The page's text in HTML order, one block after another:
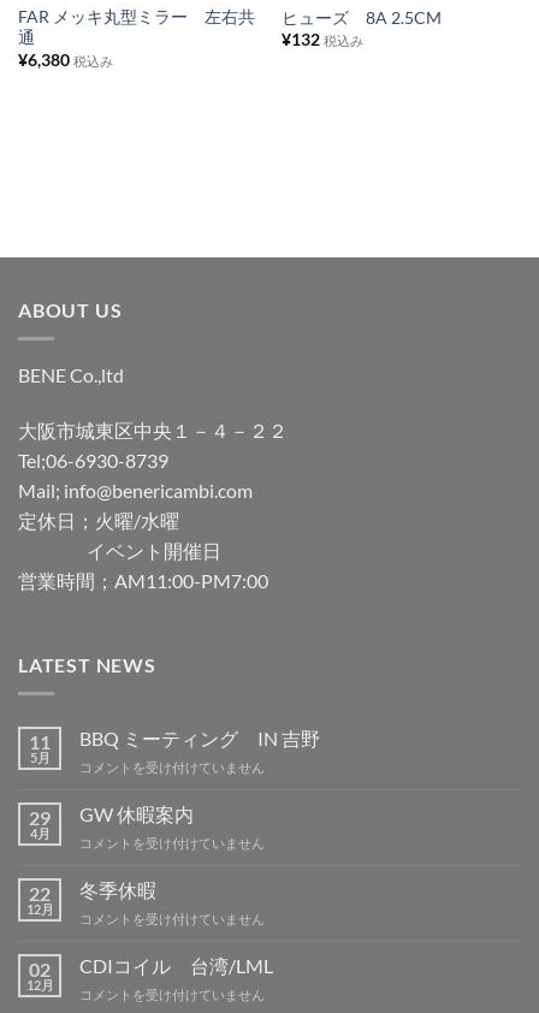
ス
FAR メッキ丸型ミラー 左右共
通
¥6,380 税込み
ヒューズ 8A 2.5CM
¥132 税込み
ABOUT US
BENE Co.,ltd
大阪市城東区中央１－４－２２
Tel;06-6930-8739
Mail; info@benericambi.com
定休日；火曜/水曜
イベント開催日
営業時間；AM11:00-PM7:00
LATEST NEWS
11
5月
BBQ ミーティング IN 吉野
BBQ
ー
ィ
グ
吉
は
コメントを受け付けていません
29
4月
GW 休暇案内
GW
暇
案
内
コメントを受け付けていません
22
12月
冬季休暇
冬
休
は
コメントを受け付けていません
02
12月
CDIコイル 台湾/LML
CDI
コメントを受け付けていません